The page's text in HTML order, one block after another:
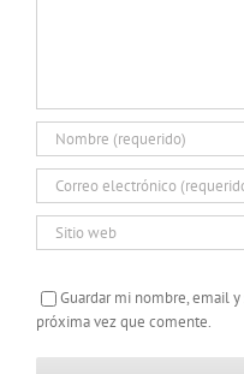
Guardar mi nombre, email
próxima vez que comente.